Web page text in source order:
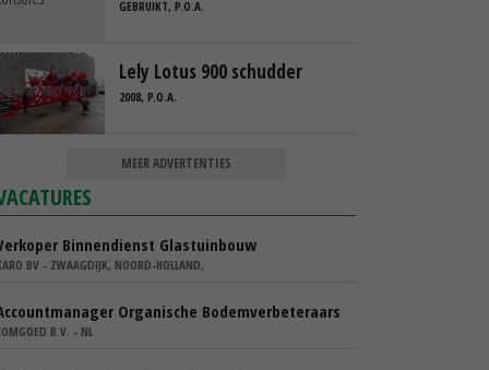
GEBRUIKT, P.O.A.
Lely Lotus 900 schudder
2008, P.O.A.
MEER ADVERTENTIES
Binnendienst Glastuinbouw
BV - ZWAAGDIJK, NOORD-HOLLAND,
Organische Bodemverbeteraars
B.V. - NL